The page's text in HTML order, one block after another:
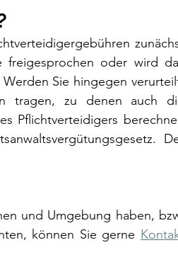
freigesprochen oder wird
Sie hingegen
tragen, zu denen auch
Pflichtverteidigers
und Umgebung haben,
können Sie gerne